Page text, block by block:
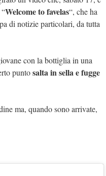
Welcome to favelas“, che ha
di notizie particolari, da tutta
con la bottiglia in una
puntosalta in sella e fugge
ma, quando sono arrivate,